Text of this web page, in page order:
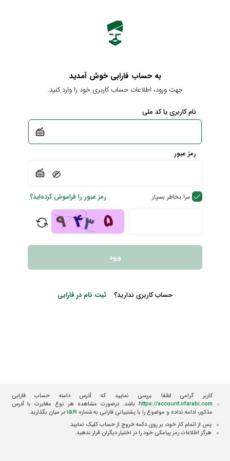
به حساب فارابی خوش آمدید
جهت ورود، اطلاعات حساب کاربری خود را وارد کنید.
نام کاربری یا کد ملی
رمز عبور
مرا بخاطر بسپار رمز عبور را فراموش کرده‌اید؟
ورود
حساب کاربری ندارید؟ ثبت نام در فارابی
کاربر گرامی لطفا بررسی نمایید که آدرس دامنه حساب فارابی
https://account.irfarabi.com باشد. درصورت مشاهده هر نوع مغایرت با آدرس
مذکور، ادامه نداده و موضوع را با پشتیبانی فارابی به شماره ۱۵۶۱در میان بگذارید.
پس از اتمام کار خود، بر روی دکمه خروج از حساب کلیک نمایید.
هرگز اطلاعات رمز پیامکی خود را در اختیار دیگران قرار ندهید.